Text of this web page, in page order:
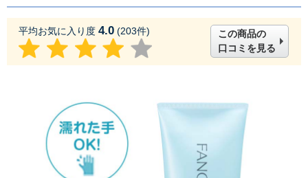
平均お気に入り度 4.0 (203件)
この商品の
口コミを見る